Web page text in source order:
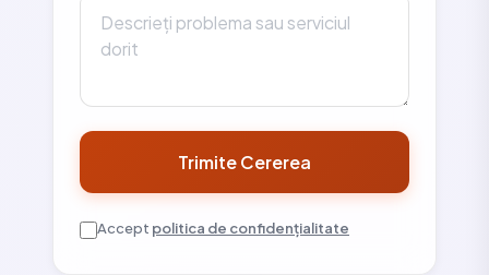
Trimite Cererea
Accept politica de confidențialitate